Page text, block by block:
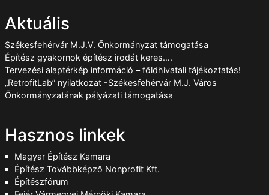
Aktuális
Székesfehérvár M.J.V. Önkormányzat támogatása
Építész gyakornok építész irodát keres….
Tervezési alaptérkép információ – földhivatali tájékoztatás!
„RetrofitLab” nyilatkozat -Székesfehérvár M.J. Város
Önkormányzatának pályázati támogatása
Hasznos linkek
Magyar Építész Kamara
Építész Továbbképző Nonprofit Kft.
Építészfórum